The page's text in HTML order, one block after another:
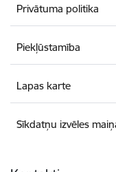
Privātuma politika
Piekļūstamība
Lapas karte
Sīkdatņu izvēles